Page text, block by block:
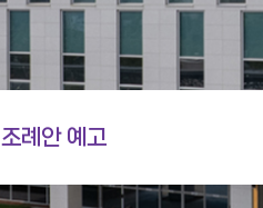
조례안 예고